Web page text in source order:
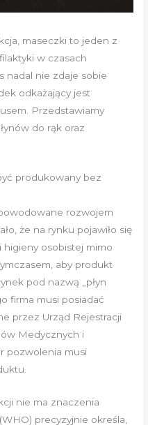
maseczki to jeden z
w czasach
nadal nie zdaje sobie
odkażający jest
Przedstawiamy
do rąk oraz
produkowany bez
rozwojem
że na rynku pojawiło się
osobistej mimo
aby produkt
pod nazwą „płyn
firma musi posiadać
przez Urząd Rejestracji
Medycznych i
pozwolenia musi
nie ma znaczenia
precyzyjnie określa,